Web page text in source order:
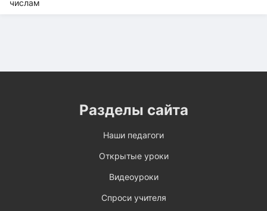
Разделы сайта
Наши педагоги
Открытые уроки
Видеоуроки
Спроси учителя